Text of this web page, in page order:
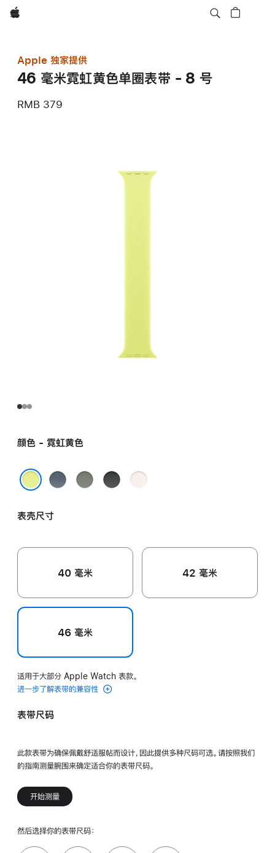
Apple
Apple 独家提供
46 毫米霓虹黄色单圈表带 - 8 号
RMB 379
颜色 - 霓虹黄色
铁
蓝
灰
黑
淡
表壳尺寸
40 毫米 42 毫米
46 毫米
适用于大部分 Apple Watch 表款。
进一步了解表带的兼容性
表带尺码
此款表带为确保佩戴舒适服帖而设计，因此提供多种尺码可选。请按照我们
的指南测量腕围来确定适合你的表带尺码。
开始测量
然后选择你的表带尺码：